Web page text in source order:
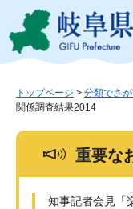
ジ
ュ
トップページ > 分類でさ
関係調査結果2014
重要な
知事記者会見「